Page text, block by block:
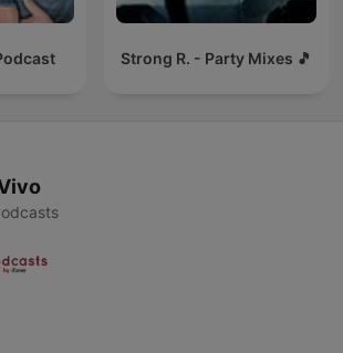
Strong R. - Party Mixes 🎵